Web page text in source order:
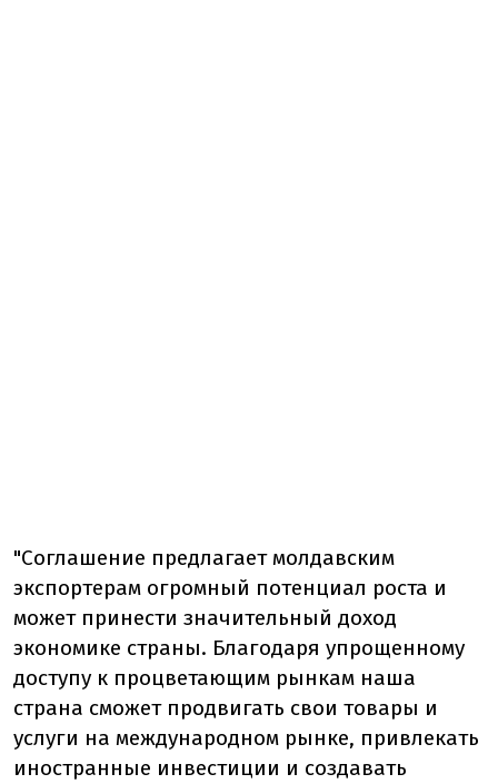
"Соглашение предлагает молдавским
экспортерам огромный потенциал роста и
может принести значительный доход
экономике страны. Благодаря упрощенному
доступу к процветающим рынкам наша
страна сможет продвигать свои товары и
услуги на международном рынке, привлекать
иностранные инвестиции и создавать